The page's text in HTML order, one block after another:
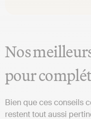
Nos
pour
Bien que ces conseils
restent tout aussi